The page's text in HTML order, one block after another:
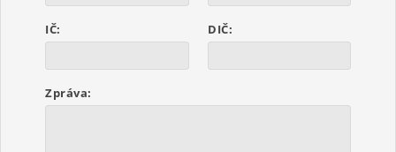
IČ: DIČ:
Zpráva: